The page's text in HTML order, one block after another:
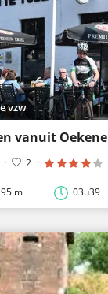
vzw
vanuit Oekene
· 2 ·
m 03u39